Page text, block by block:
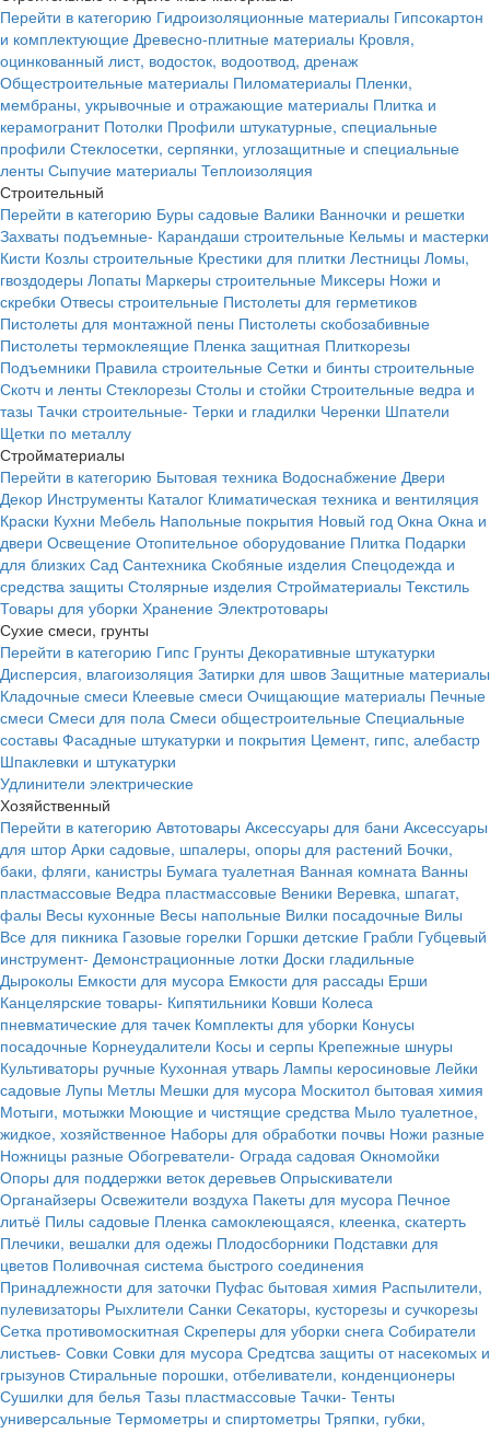
Перейти в категорию Гидроизоляционные материалы Гипсокартон
и комплектующие Древесно-плитные материалы Кровля,
оцинкованный лист, водосток, водоотвод, дренаж
Общестроительные материалы Пиломатериалы Пленки,
мембраны, укрывочные и отражающие материалы Плитка и
керамогранит Потолки Профили штукатурные, специальные
профили Стеклосетки, серпянки, углозащитные и специальные
ленты Сыпучие материалы Теплоизоляция
Строительный
Перейти в категорию Буры садовые Валики Ванночки и решетки
Захваты подъемные- Карандаши строительные Кельмы и мастерки
Кисти Козлы строительные Крестики для плитки Лестницы Ломы,
гвоздодеры Лопаты Маркеры строительные Миксеры Ножи и
скребки Отвесы строительные Пистолеты для герметиков
Пистолеты для монтажной пены Пистолеты скобозабивные
Пистолеты термоклеящие Пленка защитная Плиткорезы
Подъемники Правила строительные Сетки и бинты строительные
Скотч и ленты Стеклорезы Столы и стойки Строительные ведра и
тазы Тачки строительные- Терки и гладилки Черенки Шпатели
Щетки по металлу
Стройматериалы
Перейти в категорию Бытовая техника Водоснабжение Двери
Декор Инструменты Каталог Климатическая техника и вентиляция
Краски Кухни Мебель Напольные покрытия Новый год Окна Окна и
двери Освещение Отопительное оборудование Плитка Подарки
для близких Сад Сантехника Скобяные изделия Спецодежда и
средства защиты Столярные изделия Стройматериалы Текстиль
Товары для уборки Хранение Электротовары
Сухие смеси, грунты
Перейти в категорию Гипс Грунты Декоративные штукатурки
Дисперсия, влагоизоляция Затирки для швов Защитные материалы
Кладочные смеси Клеевые смеси Очищающие материалы Печные
смеси Смеси для пола Смеси общестроительные Специальные
составы Фасадные штукатурки и покрытия Цемент, гипс, алебастр
Шпаклевки и штукатурки
Удлинители электрические
Хозяйственный
Перейти в категорию Автотовары Аксессуары для бани Аксессуары
для штор Арки садовые, шпалеры, опоры для растений Бочки,
баки, фляги, канистры Бумага туалетная Ванная комната Ванны
пластмассовые Ведра пластмассовые Веники Веревка, шпагат,
фалы Весы кухонные Весы напольные Вилки посадочные Вилы
Все для пикника Газовые горелки Горшки детские Грабли Губцевый
инструмент- Демонстрационные лотки Доски гладильные
Дыроколы Емкости для мусора Емкости для рассады Ерши
Канцелярские товары- Кипятильники Ковши Колеса
пневматические для тачек Комплекты для уборки Конусы
посадочные Корнеудалители Косы и серпы Крепежные шнуры
Культиваторы ручные Кухонная утварь Лампы керосиновые Лейки
садовые Лупы Метлы Мешки для мусора Москитол бытовая химия
Мотыги, мотыжки Моющие и чистящие средства Мыло туалетное,
жидкое, хозяйственное Наборы для обработки почвы Ножи разные
Ножницы разные Обогреватели- Ограда садовая Окномойки
Опоры для поддержки веток деревьев Опрыскиватели
Органайзеры Освежители воздуха Пакеты для мусора Печное
литьё Пилы садовые Пленка самоклеющаяся, клеенка, скатерть
Плечики, вешалки для одежы Плодосборники Подставки для
цветов Поливочная система быстрого соединения
Принадлежности для заточки Пуфас бытовая химия Распылители,
пулевизаторы Рыхлители Санки Секаторы, кусторезы и сучкорезы
Сетка противомоскитная Скреперы для уборки снега Собиратели
листьев- Совки Совки для мусора Средтсва защиты от насекомых и
грызунов Стиральные порошки, отбеливатели, конденционеры
Сушилки для белья Тазы пластмассовые Тачки- Тенты
универсальные Термометры и спиртометры Тряпки, губки,